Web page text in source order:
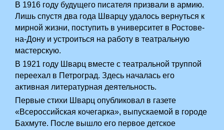
В 1916 году будущего писателя призвали в армию.
Лишь спустя два года Шварцу удалось вернуться к
мирной жизни, поступить в университет в Ростове-
на-Дону и устроиться на работу в театральную
мастерскую.
В 1921 году Шварц вместе с театральной труппой
переехал в Петроград. Здесь началась его
активная литературная деятельность.
Первые стихи Шварц опубликовал в газете
«Всероссийская кочегарка», выпускаемой в городе
Бахмуте. После вышло его первое детское